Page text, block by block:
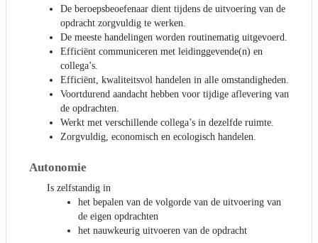
De beroepsbeoefenaar dient tijdens de uitvoering van de
opdracht zorgvuldig te werken.
De meeste handelingen worden routinematig uitgevoerd.
Efficiënt communiceren met leidinggevende(n) en
collega’s.
Efficiënt, kwaliteitsvol handelen in alle omstandigheden.
Voortdurend aandacht hebben voor tijdige aflevering van
de opdrachten.
Werkt met verschillende collega’s in dezelfde ruimte.
Zorgvuldig, economisch en ecologisch handelen.
Autonomie
Is zelfstandig in
het bepalen van de volgorde van de uitvoering van
de eigen opdrachten
het nauwkeurig uitvoeren van de opdracht